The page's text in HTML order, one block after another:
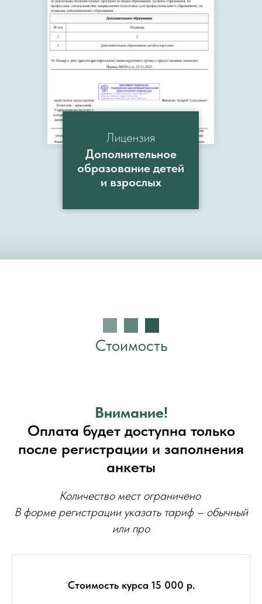
Дополнительное
образование детей
и взрослых
Лицензия
Стоимость
Внимание!
Оплата будет доступна только
после регистрации и заполнения
анкеты
Количество мест ограничено
В форме регистрации указать тариф – обычный
или про
Стоимость курса 15 000 р.